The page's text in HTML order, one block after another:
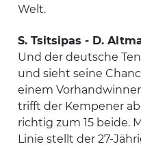
Welt.
S. Tsitsipas - D.
Und der deutsche
und sieht seine
einem Vorhandwinner
trifft der Kempener
richtig zum 15 beide.
Linie stellt der 27-